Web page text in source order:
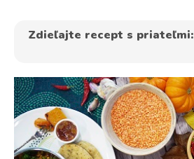
Zdieľajte recept s priateľmi: